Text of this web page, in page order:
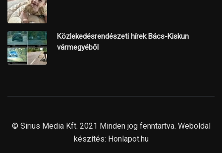
Közlekedésrendészeti hírek Bács-Kiskun
vármegyéből
© Sirius Media Kft. 2021 Minden jog fenntartva. Weboldal
készítés: Honlapot.hu